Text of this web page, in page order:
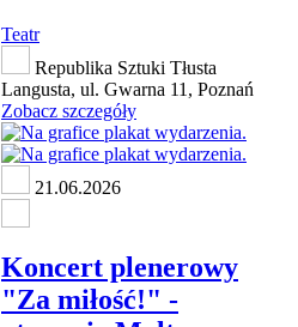
Teatr
Republika Sztuki Tłusta
Langusta, ul. Gwarna 11, Poznań
Zobacz szczegóły
21.06.2026
Koncert plenerowy
"Za miłość!" -